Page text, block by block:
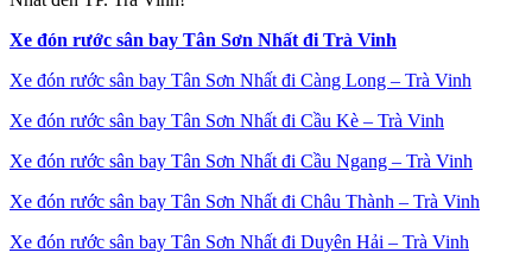
Xe đón rước sân bay Tân Sơn Nhất đi Trà Vinh
Xe đón rước sân bay Tân Sơn Nhất đi Càng Long – Trà Vinh
Xe đón rước sân bay Tân Sơn Nhất đi Cầu Kè – Trà Vinh
Xe đón rước sân bay Tân Sơn Nhất đi Cầu Ngang – Trà Vinh
Xe đón rước sân bay Tân Sơn Nhất đi Châu Thành – Trà Vinh
Xe đón rước sân bay Tân Sơn Nhất đi Duyên Hải – Trà Vinh